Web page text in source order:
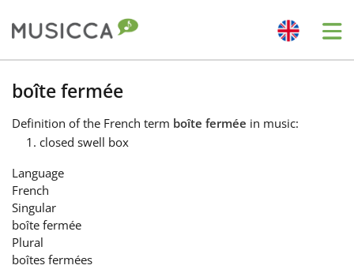
Bahasa Indonesia
Български
Dansk
Deutsch
boîte fermée
Definition of the French term boîte fermée in music:
closed swell box
Language
French
Singular
boîte fermée
Plural
boîtes fermées